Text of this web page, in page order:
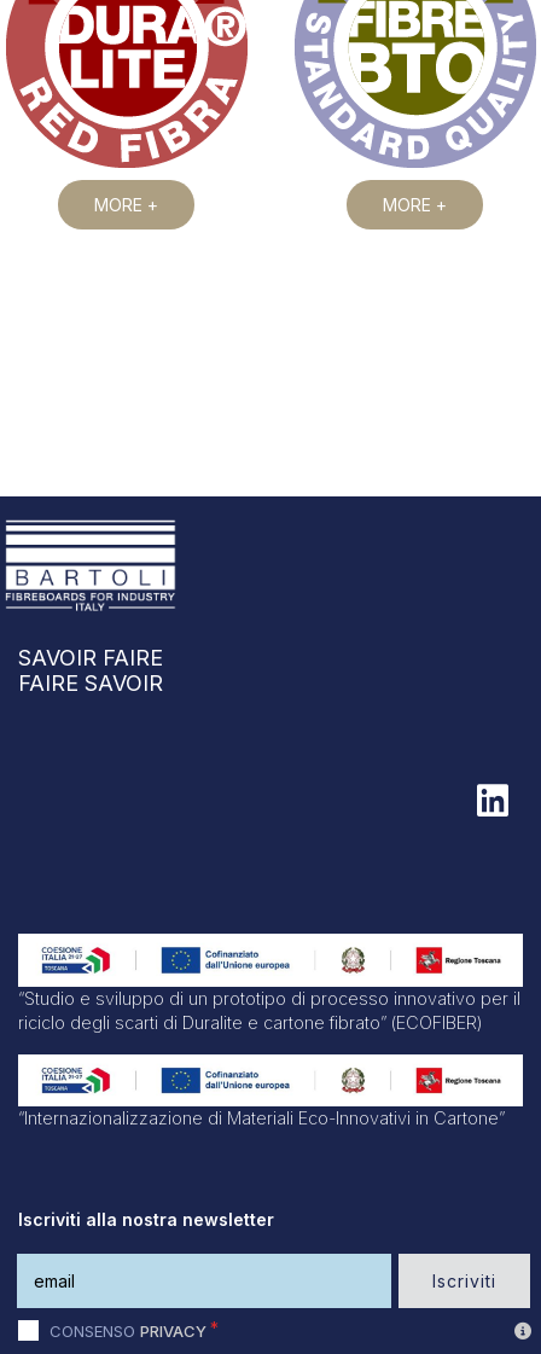
MORE + MORE +
SAVOIR FAIRE
FAIRE SAVOIR
“Studio e sviluppo di un prototipo di processo innovativo per il
riciclo degli scarti di Duralite e cartone fibrato” (ECOFIBER)
“Internazionalizzazione di Materiali Eco-Innovativi in Cartone”
Iscriviti alla nostra newsletter
Iscriviti
CONSENSO PRIVACY